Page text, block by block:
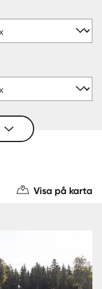
Visa på karta